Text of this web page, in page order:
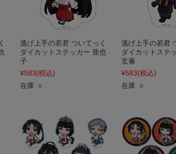
逃げ上手の若君 ついてっく
ダイカットステッカー 亜也
子
¥583(税込)
在庫 ○
逃げ上手の若君
ダイカットステ
玄蕃
¥583(税込)
在庫 ○